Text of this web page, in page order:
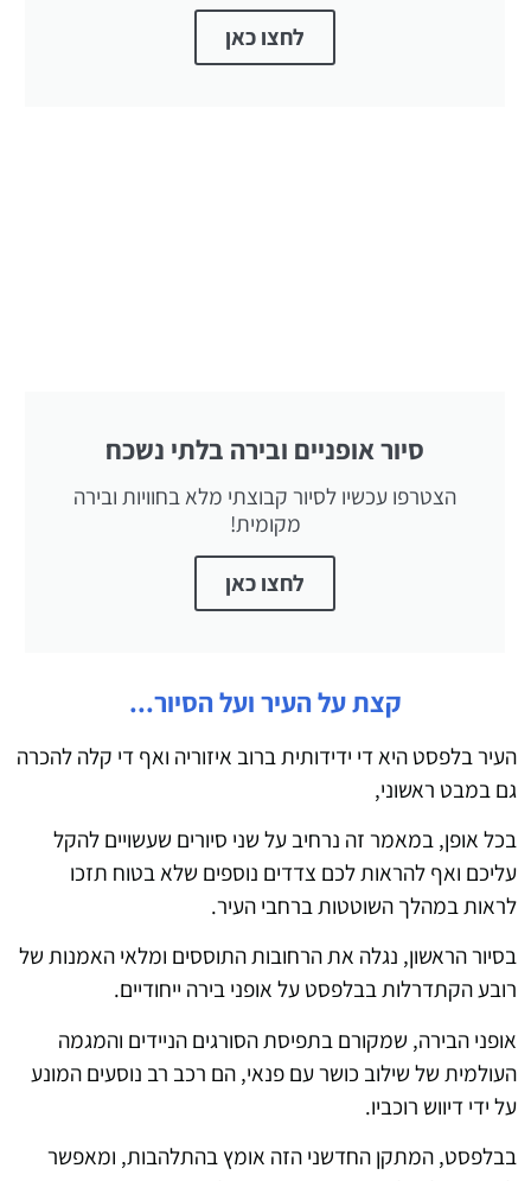
לחצו כאן
סיור אופניים ובירה בלתי נשכח
הצטרפו עכשיו לסיור קבוצתי מלא בחוויות ובירה
מקומית!
לחצו כאן
קצת על העיר ועל הסיור...
העיר בלפסט היא די ידידותית ברוב איזוריה ואף די קלה להכרה
גם במבט ראשוני,
בכל אופן, במאמר זה נרחיב על שני סיורים שעשויים להקל
עליכם ואף להראות לכם צדדים נוספים שלא בטוח תזכו
לראות במהלך השוטטות ברחבי העיר.
בסיור הראשון, נגלה את הרחובות התוססים ומלאי האמנות של
רובע הקתדרלות בבלפסט על אופני בירה ייחודיים.
אופני הבירה, שמקורם בתפיסת הסורגים הניידים והמגמה
העולמית של שילוב כושר עם פנאי, הם רכב רב נוסעים המונע
על ידי דיווש רוכביו.
בבלפסט, המתקן החדשני הזה אומץ בהתלהבות, ומאפשר